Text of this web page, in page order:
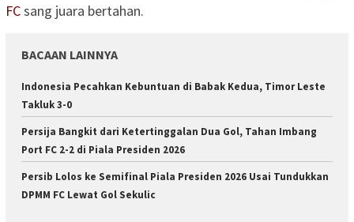
FCsang juara bertahan.
BACAAN LAINNYA
Indonesia Pecahkan Kebuntuan di Babak Kedua, Timor Leste
Takluk 3-0
Persija Bangkit dari Ketertinggalan Dua Gol, Tahan Imbang
Port FC 2-2 di Piala Presiden 2026
Persib Lolos ke Semifinal Piala Presiden 2026 Usai Tundukkan
DPMM FC Lewat Gol Sekulic